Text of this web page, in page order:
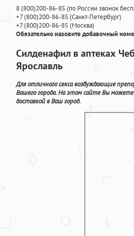
8(800)200-86-85 (по России звонок
+7(800)200-86-85 (Санкт-Петербург)
+7(800)200-86-85 (Москва)
Обязательно назовите добавочный
Силденафил в аптеках
Ярославль
Для отличного секса возбуждающие
Вашего города. На этом сайте Вы
доставкой в Ваш город.